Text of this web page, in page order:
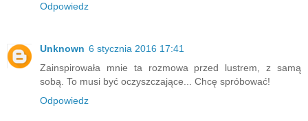
Odpowiedz
Unknown 6 stycznia 2016 17:41
Zainspirowała mnie ta rozmowa przed lustrem, z samą
sobą. To musi być oczyszczające... Chcę spróbować!
Odpowiedz